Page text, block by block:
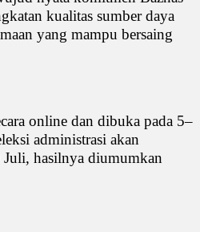
kualitas sumber daya
yang mampu bersaing
online dan dibuka pada 5–
administrasi akan
hasilnya diumumkan